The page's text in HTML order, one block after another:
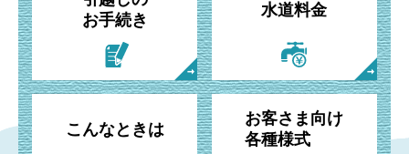
お手続き
水道料金
こんなときは
お客さま向け
各種様式